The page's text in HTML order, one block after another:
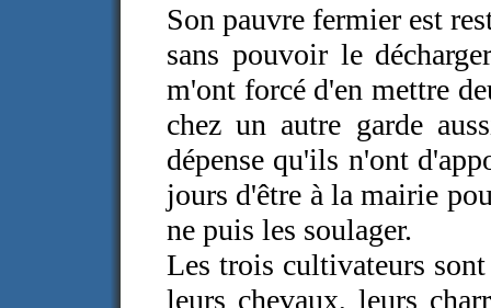
Son pauvre fermier est
sans pouvoir le
m'ont forcé d'en mettre
chez un autre garde
dépense qu'ils n'ont
jours d'être à la mairie
ne puis les soulager.
Les trois cultivateurs
leurs chevaux, leurs